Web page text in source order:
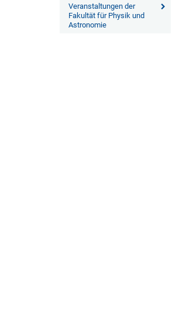
Veranstaltungen der
Fakultät für Physik und
Astronomie